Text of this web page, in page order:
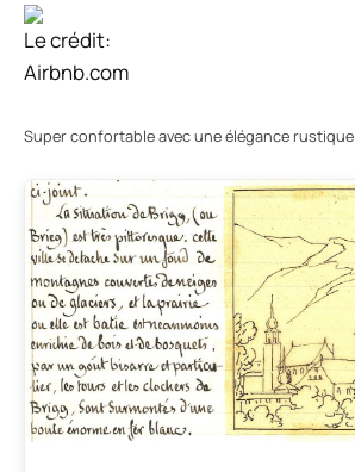
Le crédit:
Airbnb.com
Super confortable avec une élégance rustique